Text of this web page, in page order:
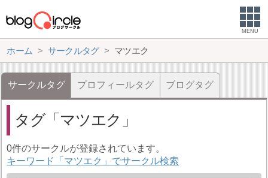
MENU
ホーム サークルタグ マツエク
サークルタグ プロフィールタグ ブログタグ
タグ マツエク
0件のサークルが登録されています。
キーワード「マツエク」でサークル検索